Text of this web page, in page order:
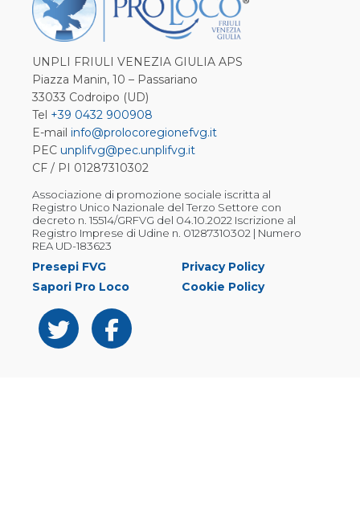
UNPLI FRIULI VENEZIA GIULIA APS
Piazza Manin, 10 – Passariano
33033 Codroipo (UD)
Tel +39 0432 900908
E-mail info@prolocoregionefvg.it
PEC unplifvg@pec.unplifvg.it
CF / PI 01287310302
Associazione di promozione sociale iscritta al
Registro Unico Nazionale del Terzo Settore con
decreto n. 15514/GRFVG del 04.10.2022 Iscrizione al
Registro Imprese di Udine n. 01287310302 | Numero
REA UD-183623
Presepi FVG
Sapori Pro Loco
Privacy Policy
Cookie Policy